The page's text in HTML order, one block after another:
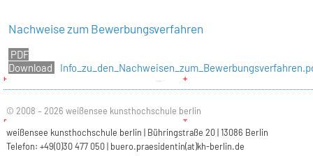
Nachweise zum Bewerbungsverfahren
© 2008 – 2026 weißensee kunsthochschule berlin
weißensee kunsthochschule berlin | Bühringstraße 20 | 13086 Berlin
Telefon: +49(0)30 477 050 | buero.praesidentin(at)kh-berlin.de